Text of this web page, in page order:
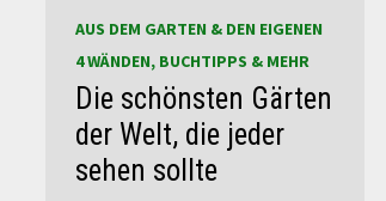
AUS DEM GARTEN & DEN EIGENEN
4 WÄNDEN, BUCHTIPPS & MEHR
Die schönsten Gärten
der Welt, die jeder
sehen sollte